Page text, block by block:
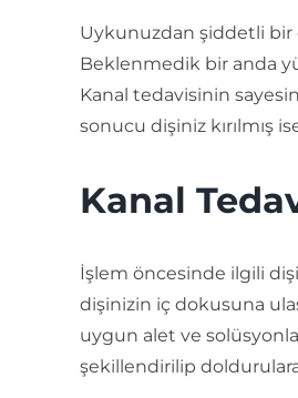
Uykunuzdan şiddetli bir
Beklenmedik bir anda
Kanal tedavisinin
sonucu dişiniz kırılmış
Kanal
İşlem öncesinde ilgili
dişinizin iç dokusuna
uygun alet ve
şekillendirilip